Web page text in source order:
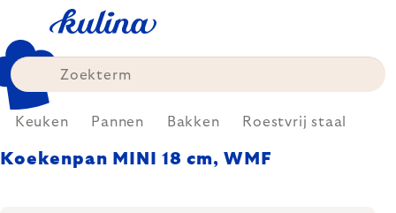
content
Keuken Pannen Bakken Roestvrij staal
Koekenpan MINI 18 cm, WMF